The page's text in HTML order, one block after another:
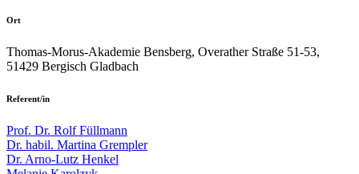
Ort
Thomas-Morus-Akademie Bensberg, Overather Straße 51-53,
51429 Bergisch Gladbach
Referent/in
Prof. Dr. Rolf Füllmann
Dr. habil. Martina Grempler
Dr. Arno-Lutz Henkel